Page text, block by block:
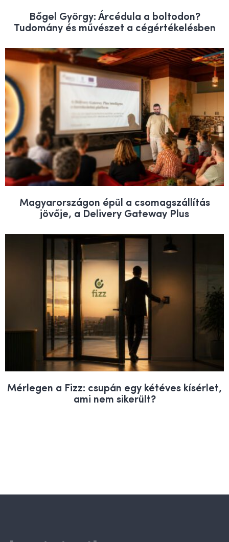
Bőgel György: Árcédula a boltodon?
Tudomány és művészet a cégértékelésben
Magyarországon épül a csomagszállítás
jövője, a Delivery Gateway Plus
Mérlegen a Fizz: csupán egy kétéves kísérlet,
ami nem sikerült?